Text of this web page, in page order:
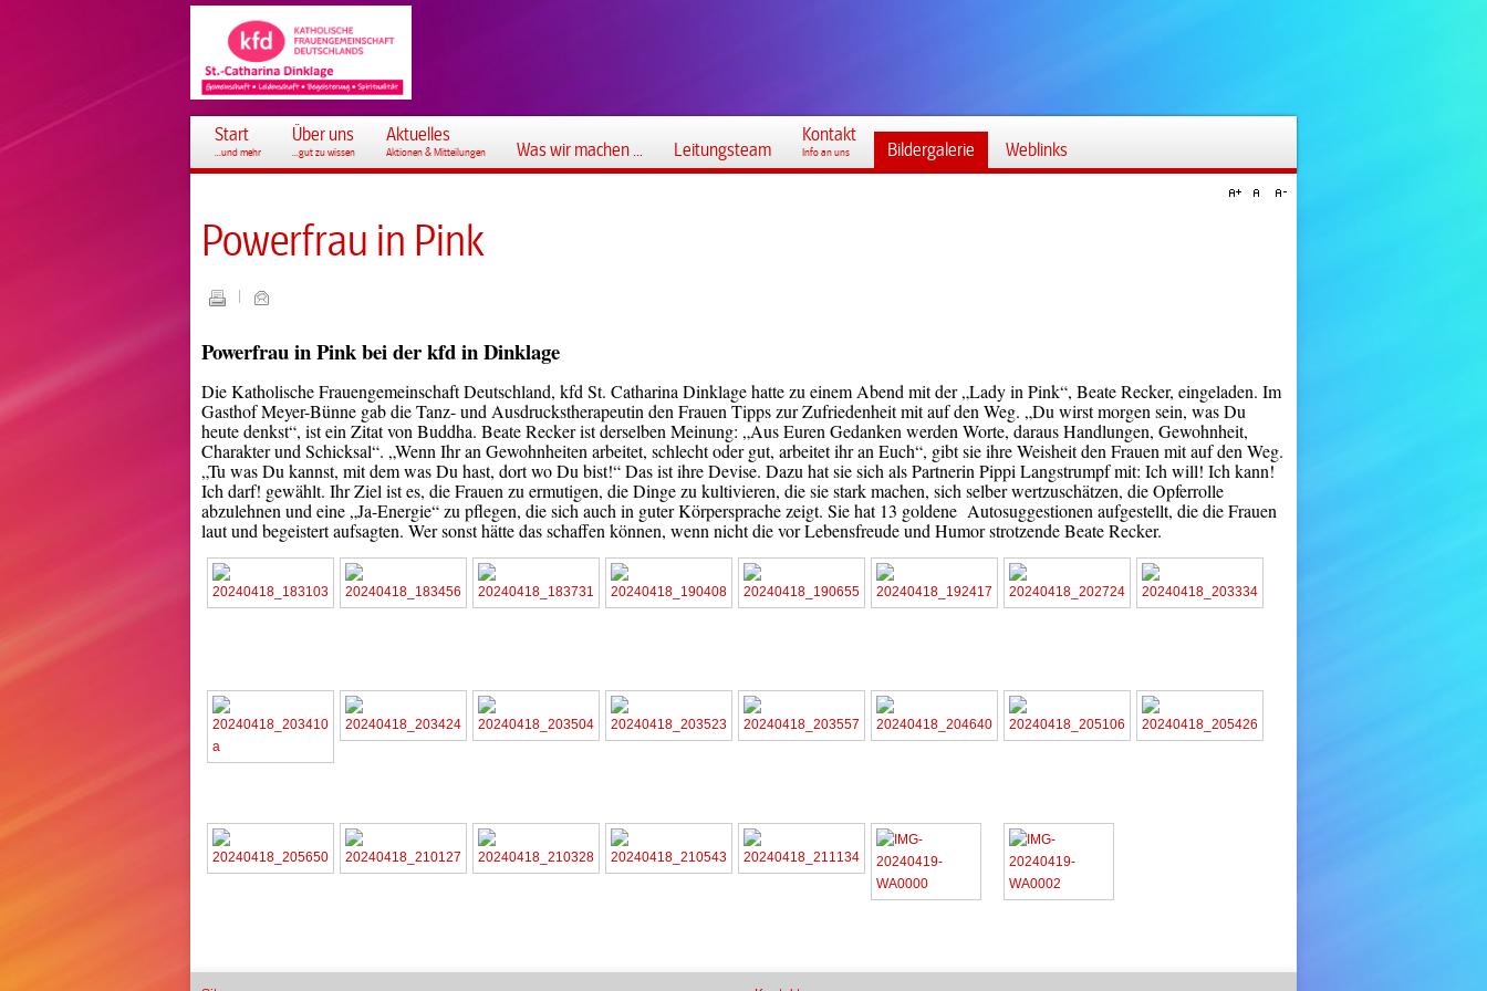
Start
...und mehr
Über uns
...gut zu wissen
Aktuelles
Aktionen & Mitteilungen Was wir machen ... Leitungsteam
Kontakt
Info an uns Bildergalerie Weblinks
Powerfrau in Pink
Powerfrau in Pink bei der kfd in Dinklage
Die Katholische Frauengemeinschaft Deutschland, kfd St. Catharina Dinklage hatte zu einem Abend mit der „Lady in Pink“, Beate Recker, eingeladen. Im
Gasthof Meyer-Bünne gab die Tanz- und Ausdruckstherapeutin den Frauen Tipps zur Zufriedenheit mit auf den Weg. „Du wirst morgen sein, was Du
heute denkst“, ist ein Zitat von Buddha. Beate Recker ist derselben Meinung: „Aus Euren Gedanken werden Worte, daraus Handlungen, Gewohnheit,
Charakter und Schicksal“. „Wenn Ihr an Gewohnheiten arbeitet, schlecht oder gut, arbeitet ihr an Euch“, gibt sie ihre Weisheit den Frauen mit auf den Weg.
„Tu was Du kannst, mit dem was Du hast, dort wo Du bist!“ Das ist ihre Devise. Dazu hat sie sich als Partnerin Pippi Langstrumpf mit: Ich will! Ich kann!
Ich darf! gewählt. Ihr Ziel ist es, die Frauen zu ermutigen, die Dinge zu kultivieren, die sie stark machen, sich selber wertzuschätzen, die Opferrolle
abzulehnen und eine „Ja-Energie“ zu pflegen, die sich auch in guter Körpersprache zeigt. Sie hat 13 goldene Autosuggestionen aufgestellt, die die Frauen
laut und begeistert aufsagten. Wer sonst hätte das schaffen können, wenn nicht die vor Lebensfreude und Humor strotzende Beate Recker.